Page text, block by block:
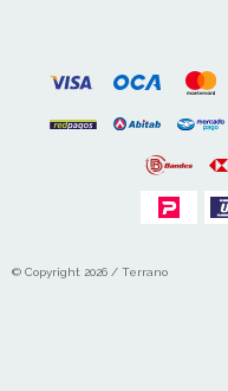
© Copyright 2026 / Terrano